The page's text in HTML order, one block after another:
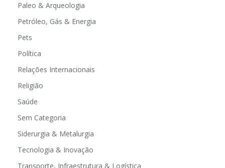
Paleo & Arqueologia
Petróleo, Gás & Energia
Pets
Política
Relações Internacionais
Religião
Saúde
Sem Categoria
Siderurgia & Metalurgia
Tecnologia & Inovação
Transporte, Infraestrutura & Logística